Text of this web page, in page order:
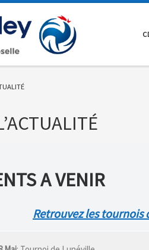
A VENIR
Retrouvez les tournois